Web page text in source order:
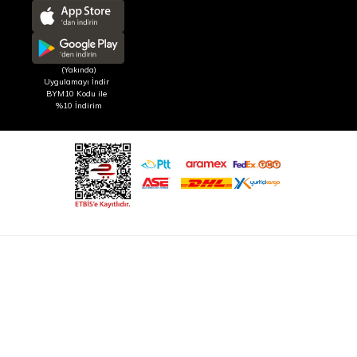
(Yakında)
Uygulamayı İndir
BYM10 Kodu ile
%10 İndirim